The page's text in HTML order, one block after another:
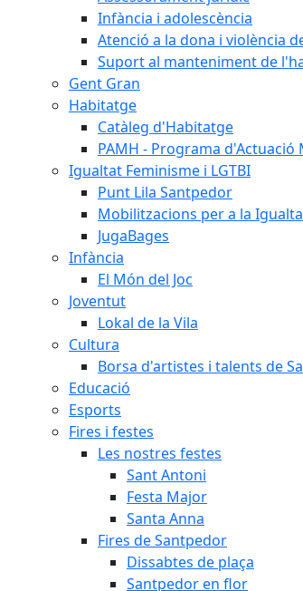
Infància i adolescència
Atenció a la dona i violència
Suport al manteniment de
Gent Gran
Habitatge
Catàleg d'Habitatge
PAMH - Programa
Igualtat Feminisme i LGTBI
Punt Lila Santpedor
Mobilitzacions per a la
JugaBages
Infància
El Món del Joc
Joventut
Lokal de la Vila
Cultura
Borsa d'artistes i talents de
Educació
Esports
Fires i festes
Les nostres festes
Sant Antoni
Festa Major
Santa Anna
Fires de Santpedor
Dissabtes de plaça
Santpedor en flor